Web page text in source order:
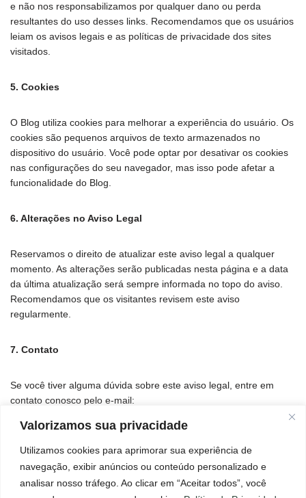
Valorizamos sua privacidade
Utilizamos cookies para aprimorar sua experiência de
navegação, exibir anúncios ou conteúdo personalizado e
analisar nosso tráfego. Ao clicar em “Aceitar todos”, você
e não nos responsabilizamos por qualquer dano ou perda
resultantes do uso desses links. Recomendamos que os usuários
leiam os avisos legais e as políticas de privacidade dos sites
visitados.
5. Cookies
O Blog utiliza cookies para melhorar a experiência do usuário. Os
cookies são pequenos arquivos de texto armazenados no
dispositivo do usuário. Você pode optar por desativar os cookies
nas configurações do seu navegador, mas isso pode afetar a
funcionalidade do Blog.
6. Alterações no Aviso Legal
Reservamos o direito de atualizar este aviso legal a qualquer
momento. As alterações serão publicadas nesta página e a data
da última atualização será sempre informada no topo do aviso.
Recomendamos que os visitantes revisem este aviso
regularmente.
7. Contato
Se você tiver alguma dúvida sobre este aviso legal, entre em
contato conosco pelo e-mail:
Aviso Legal Contato
Política de Cookies
Política de Privacidade
Termos e Condições
Página de TransparênciaMensagem importante para você!